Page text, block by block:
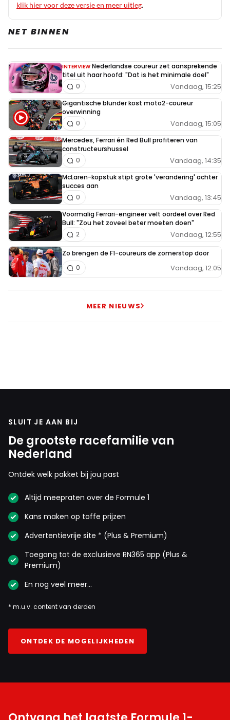
klik hier voor deze versie en meer uitleg.
NET BINNEN
INTERVIEW Nederlandse coureur zet aansprekende
titel uit haar hoofd: "Dat is het minimale doel"
Vandaag, 15:25
0
Gigantische blunder kost moto2-coureur
overwinning
Vandaag, 15:05
0
Mercedes, Ferrari én Red Bull profiteren van
constructeurshussel
Vandaag, 14:35
0
McLaren-kopstuk stipt grote 'verandering' achter
succes aan
Vandaag, 13:45
0
Voormalig Ferrari-engineer velt oordeel over Red
Bull: "Zou het zoveel beter moeten doen"
Vandaag, 12:55
2
Zo brengen de F1-coureurs de zomerstop door
Vandaag, 12:05
0
MEER NIEUWS
SLUIT JE AAN BIJ
De grootste racefamilie van
Nederland
Ontdek welk pakket bij jou past
Altijd meepraten over de Formule 1
Kans maken op toffe prijzen
Advertentievrije site * (Plus & Premium)
Toegang tot de exclusieve RN365 app (Plus &
Premium)
En nog veel meer…
* m.u.v. content van derden
ONTDEK DE MOGELIJKHEDEN